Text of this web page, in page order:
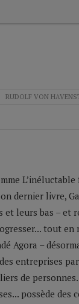
RUDOLF VON
L’inéluctable
dernier livre,
et leurs bas – et
tout
Agora –
entreprises
de
possède des